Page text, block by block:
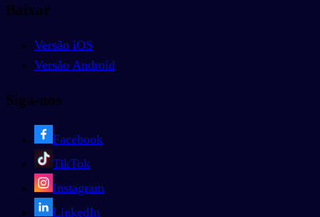
Baixar
Versão iOS
Versão Android
Siga-nos
Facebook
TikTok
Instagram
LinkedIn